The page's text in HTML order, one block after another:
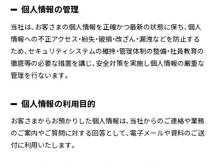
個人情報の管理
当社は、お客さまの個人情報を正確かつ最新の状態に保ち、個人
情報への不正アクセス・紛失・破損・改ざん・漏洩などを防止する
ため、セキュリティシステムの維持・管理体制の整備・社員教育の
徹底等の必要な措置を講じ、安全対策を実施し個人情報の厳重な
管理を行ないます。
個人情報の利用目的
お客さまからお預かりした個人情報は、当社からのご連絡や業務
のご案内やご質問に対する回答として、電子メールや資料のご送
付に利用いたします。